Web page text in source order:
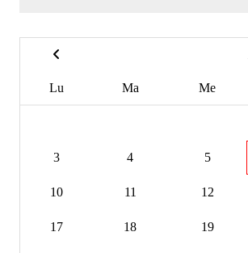
Lu Ma Me
3 4 5
10 11 12
17 18 19